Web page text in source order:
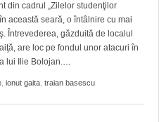
din cadrul „Zilelor studenţilor
această seară, o întâlnire cu mai
Întrevederea, găzduită de localul
are loc pe fondul unor atacuri în
lui Ilie Bolojan.
ionut gaita traian basescu